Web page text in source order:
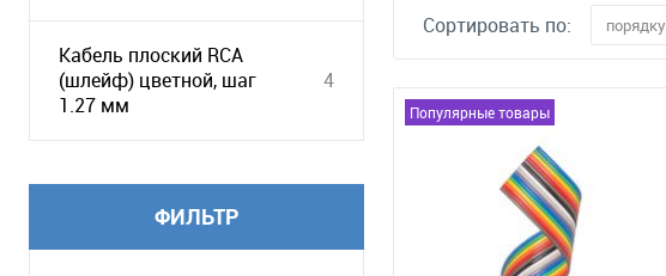
Кабель плоский RCA
(шлейф) цветной, шаг
1.27 мм
4
ФИЛЬТР
Сортировать по: порядку
Популярные товары